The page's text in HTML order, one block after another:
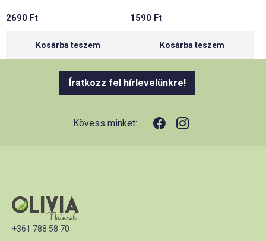
2690 Ft
Kosárba teszem
1590 Ft
Kosárba teszem
Íratkozz fel hírlevelünkre!
Kövess minket:
+361 788 58 70